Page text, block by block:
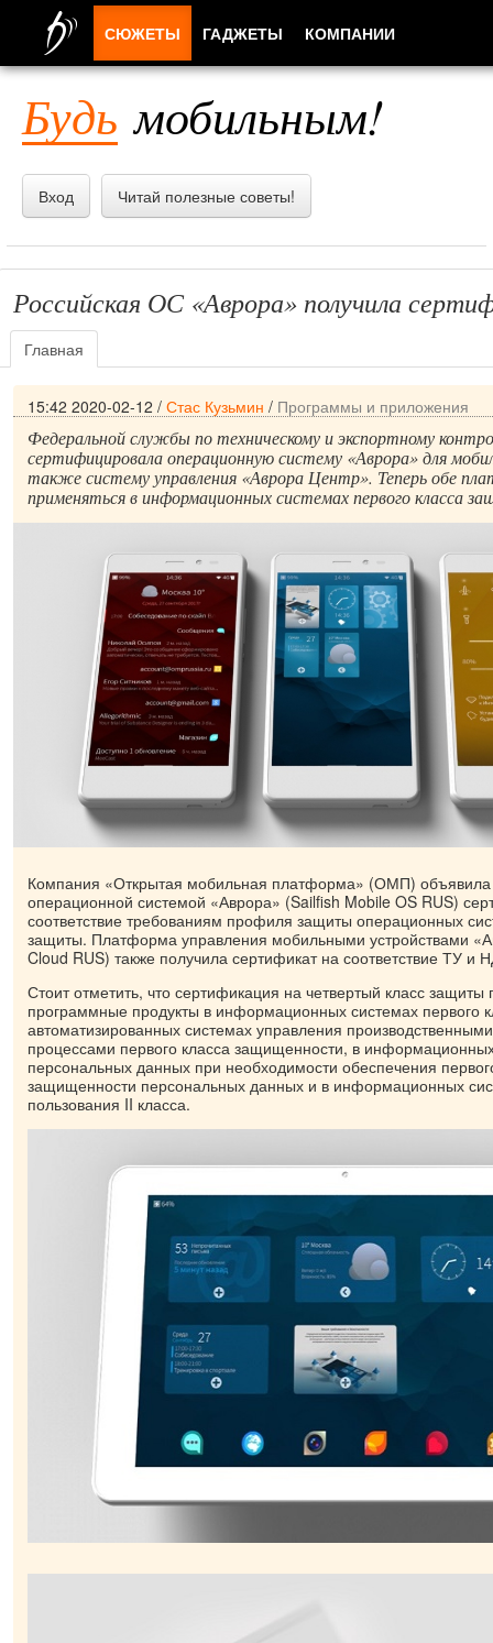
Будь мобильным!
Вход Читай полезные советы!
Российская ОС «Аврора» получила
Главная
15:42 2020-02-12 / Стас Кузьмин / Программы и приложения
Федеральной службы по техническому и экспортному
сертифицировала операционную систему «Аврора» для
также систему управления «Аврора Центр». Теперь обе
применяться в информационных системах первого класса
Компания «Открытая мобильная платформа» (ОМП) объявила
операционной системой «Аврора» (Sailfish Mobile OS RUS)
соответствие требованиям профиля защиты операционных
защиты. Платформа управления мобильными устройствами
Cloud RUS) также получила сертификат на соответствие ТУ и
Стоит отметить, что сертификация на четвертый класс защиты
программные продукты в информационных системах первого
автоматизированных системах управления
процессами первого класса защищенности, в
персональных данных при необходимости обеспечения
защищенности персональных данных и в информационных
пользования II класса.
СЮЖЕТЫ ГАДЖЕТЫ КОМПАНИИ
ПРИЛОЖЕНИЯ